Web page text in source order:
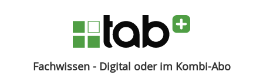
Fachwissen - Digital oder im Kombi-Abo